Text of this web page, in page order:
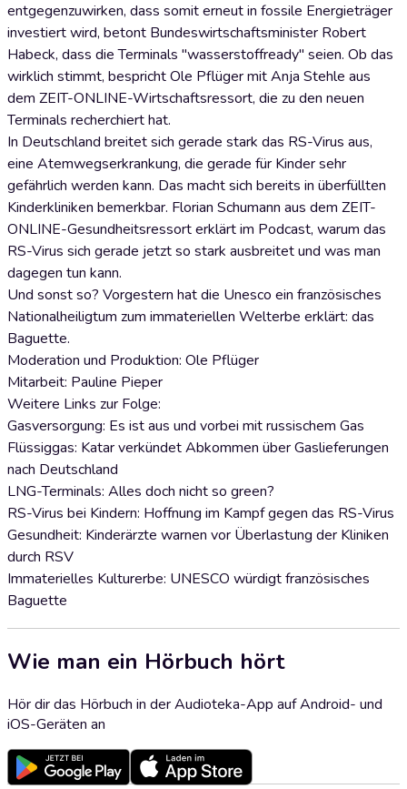
entgegenzuwirken, dass somit erneut in fossile Energieträger
investiert wird, betont Bundeswirtschaftsminister Robert
Habeck, dass die Terminals "wasserstoffready" seien. Ob das
wirklich stimmt, bespricht Ole Pflüger mit Anja Stehle aus
dem ZEIT-ONLINE-Wirtschaftsressort, die zu den neuen
Terminals recherchiert hat.
In Deutschland breitet sich gerade stark das RS-Virus aus,
eine Atemwegserkrankung, die gerade für Kinder sehr
gefährlich werden kann. Das macht sich bereits in überfüllten
Kinderkliniken bemerkbar. Florian Schumann aus dem ZEIT-
ONLINE-Gesundheitsressort erklärt im Podcast, warum das
RS-Virus sich gerade jetzt so stark ausbreitet und was man
dagegen tun kann.
Und sonst so? Vorgestern hat die Unesco ein französisches
Nationalheiligtum zum immateriellen Welterbe erklärt: das
Baguette.
Moderation und Produktion: Ole Pflüger
Mitarbeit: Pauline Pieper
Weitere Links zur Folge:
Gasversorgung: Es ist aus und vorbei mit russischem Gas
Flüssiggas: Katar verkündet Abkommen über Gaslieferungen
nach Deutschland
LNG-Terminals: Alles doch nicht so green?
RS-Virus bei Kindern: Hoffnung im Kampf gegen das RS-Virus
Gesundheit: Kinderärzte warnen vor Überlastung der Kliniken
durch RSV
Immaterielles Kulturerbe: UNESCO würdigt französisches
Baguette
Wie man ein Hörbuch hört
Hör dir das Hörbuch in der Audioteka-App auf Android- und
iOS-Geräten an